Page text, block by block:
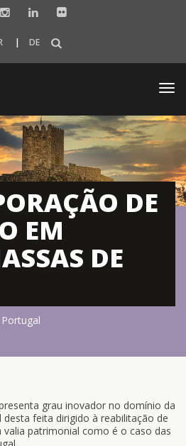
DE
DE
EM
DE
grau inovador no domínio da
feita dirigido à reabilitação de
patrimonial como é o caso das